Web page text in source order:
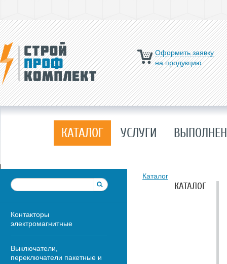
Оформить заявку
на продукцию
КАТАЛОГ УСЛУГИ
Контакторы
электромагнитные
Выключатели,
переключатели пакетные и
Каталог
КАТАЛОГ